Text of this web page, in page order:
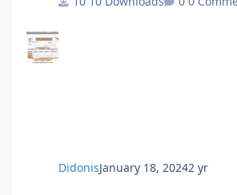
2.3.Εξουσιοδότηση αίτησης –
DidonisJanuary 18, 20242 yr